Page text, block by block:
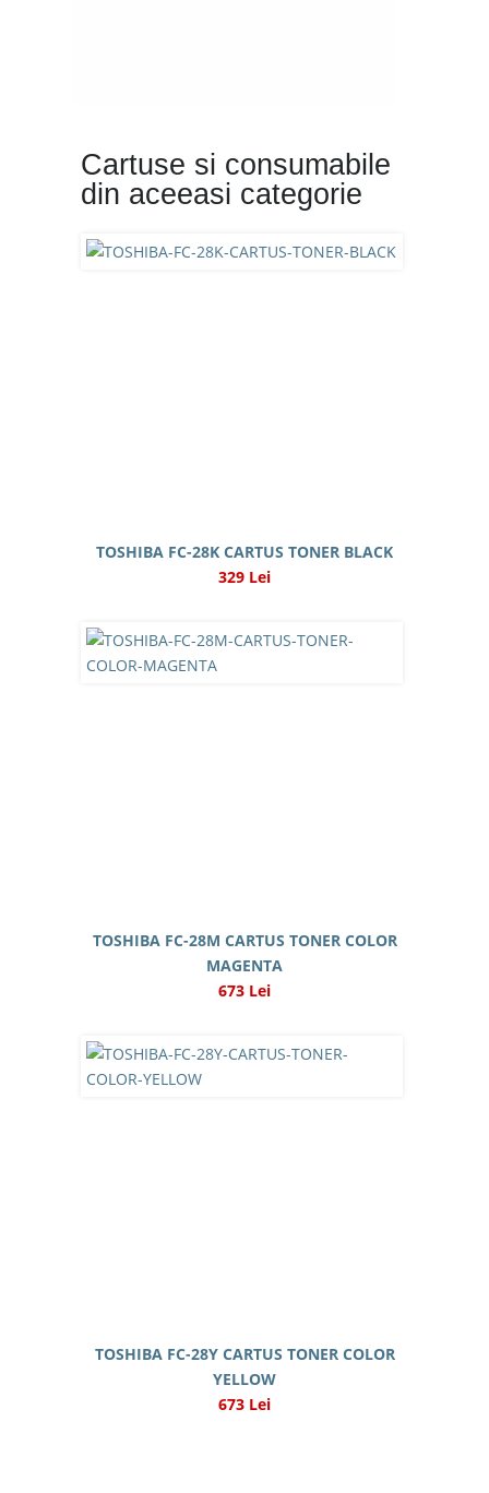
Cartuse si consumabile
din aceeasi categorie
TOSHIBA FC-28K CARTUS TONER BLACK
329 Lei
TOSHIBA FC-28M CARTUS TONER COLOR
MAGENTA
673 Lei
TOSHIBA FC-28Y CARTUS TONER COLOR
YELLOW
673 Lei